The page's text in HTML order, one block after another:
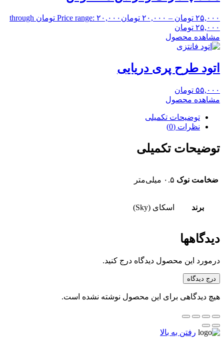
۲۵,۰۰۰ تومان – ۲۰,۰۰۰ تومان
Price range: ۲۰,۰۰۰ تومان through
۲۵,۰۰۰ تومان
مشاهده محصول
اتود طرح پری دریایی
۵۵,۰۰۰ تومان
مشاهده محصول
توضیحات تکمیلی
نظرات (0)
توضیحات تکمیلی
ضخامت نوک ۰.۵ میلی‌متر
برند اسکای (Sky)
دیدگاهها
درمورد این محصول دیدگاه درج کنید.
درج دیدگاه
هیچ دیدگاهی برای این محصول نوشته نشده است.
رفتن به بالا